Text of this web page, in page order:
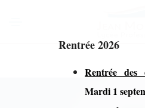
Rentrée 2026
Rentrée des
Mardi 1